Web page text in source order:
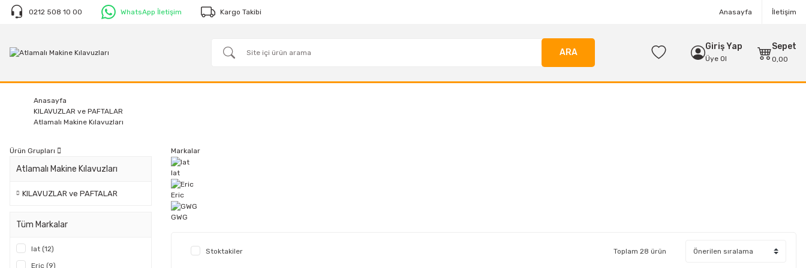
0212 508 10 00 WhatsApp İletişim Kargo Takibi Anasayfa İletişim
ARA
Giriş Yap
Üye Ol
Sepet
0,00
Anasayfa
KILAVUZLAR ve PAFTALAR
Atlamalı Makine Kılavuzları
Ürün Grupları
Atlamalı Makine Kılavuzları
KILAVUZLAR ve PAFTALAR
Tüm Markalar
Iat (12)
Eric (9)
Markalar
Iat
Eric
GWG
Stoktakiler Toplam 28 ürün